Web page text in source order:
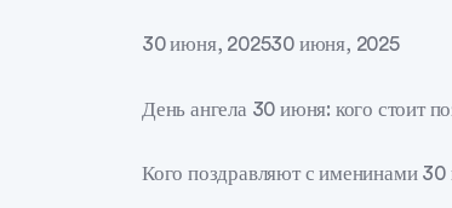
30 июня, 202530 июня, 2025
День ангела 30 июня: кого стоит
Кого поздравляют с именинами